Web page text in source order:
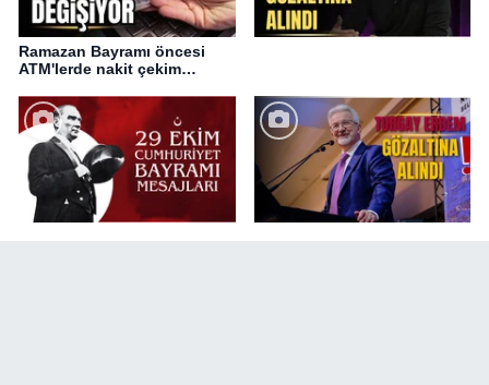
Ramazan Bayramı öncesi
ATM'lerde nakit çekim